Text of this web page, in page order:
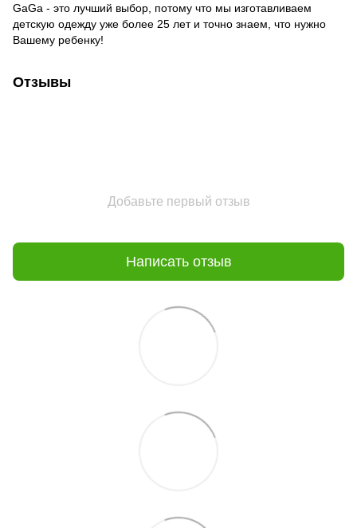
GaGa - это лучший выбор, потому что мы изготавливаем
детскую одежду уже более 25 лет и точно знаем, что нужно
Вашему ребенку!
Отзывы
Добавьте первый отзыв
Написать отзыв